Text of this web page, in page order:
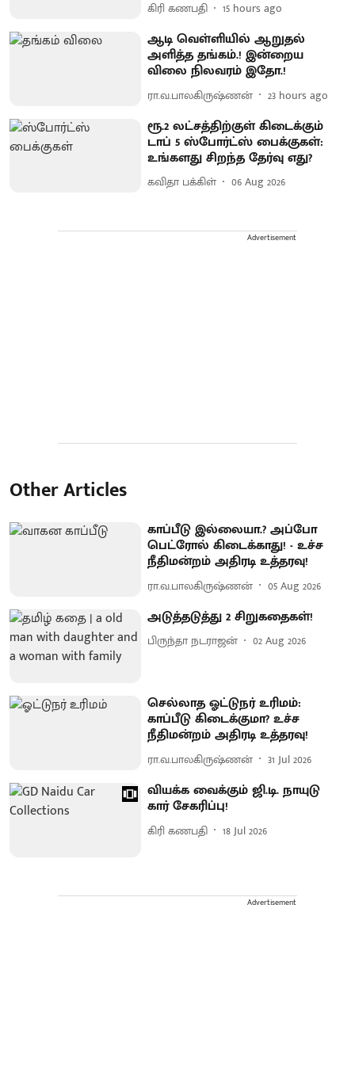
கிரி கணபதி 15 hours ago
ஆடி வெள்ளியில் ஆறுதல்
அளித்த தங்கம்.! இன்றைய
விலை நிலவரம் இதோ.!
ரா.வ.பாலகிருஷ்ணன் 23 hours ago
ரூ.2 லட்சத்திற்குள் கிடைக்கும்
டாப் 5 ஸ்போர்ட்ஸ் பைக்குகள்:
உங்களது சிறந்த தேர்வு எது?
கவிதா பக்கிள் 06 Aug 2026
Advertisement
Other Articles
காப்பீடு இல்லையா.? அப்போ
பெட்ரோல் கிடைக்காது! - உச்ச
நீதிமன்றம் அதிரடி உத்தரவு!
ரா.வ.பாலகிருஷ்ணன் 05 Aug 2026
அடுத்தடுத்து 2 சிறுகதைகள்!
பிருந்தா நடராஜன் 02 Aug 2026
செல்லாத ஓட்டுநர் உரிமம்:
காப்பீடு கிடைக்குமா? உச்ச
நீதிமன்றம் அதிரடி உத்தரவு!
ரா.வ.பாலகிருஷ்ணன் 31 Jul 2026
வியக்க வைக்கும் ஜி.டி. நாயுடு
கார் சேகரிப்பு!
கிரி கணபதி 18 Jul 2026
Advertisement